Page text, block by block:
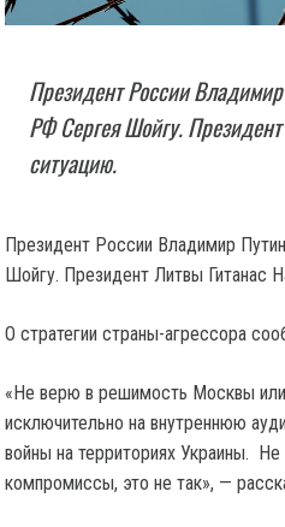
Президент России
РФ Сергея Шойгу.
ситуацию.
Президент России Владимир
Шойгу. Президент Литвы Гитанас
О стратегии страны-агрессора
«Не верю в решимость Москвы
исключительно на внутреннюю
войны на территориях Украины.
компромиссы, это не так», —